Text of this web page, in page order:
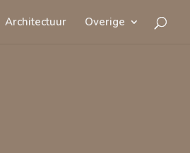
Architectuur Overige